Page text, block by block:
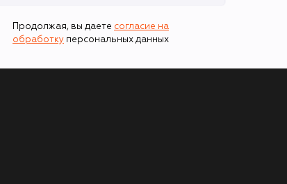
Продолжая, вы даете согласие на
обработку персональных данных